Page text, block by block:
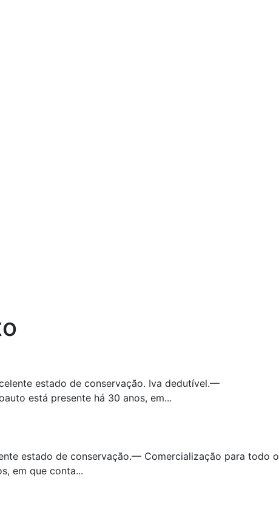
estado de conservação. Iva dedutível.—
está presente há 30 anos, em...
estado de conservação.— Comercialização para todo o
em que conta...